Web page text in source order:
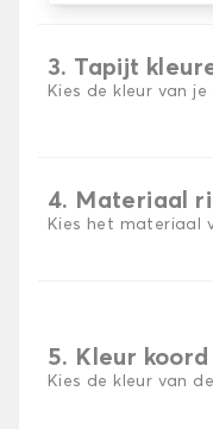
3. Tapijt
Kies de kleur van
4. Materiaal
Kies het materiaal
5. Kleur koord
Kies de kleur van